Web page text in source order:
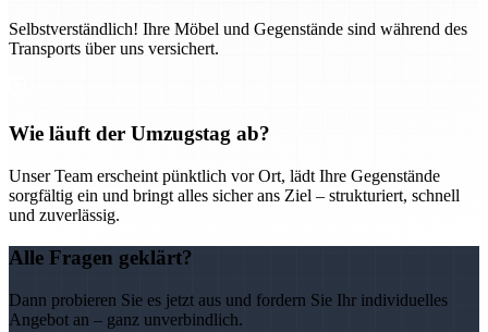
Selbstverständlich! Ihre Möbel und Gegenstände sind während des
Transports über uns versichert.
Wie läuft der Umzugstag ab?
Unser Team erscheint pünktlich vor Ort, lädt Ihre Gegenstände
sorgfältig ein und bringt alles sicher ans Ziel – strukturiert, schnell
und zuverlässig.
Alle Fragen geklärt?
Dann probieren Sie es jetzt aus und fordern Sie Ihr individuelles
Angebot an – ganz unverbindlich.